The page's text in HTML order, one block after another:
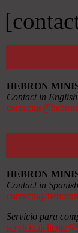
HEBRON
Contact in English
HEBRON
Contact in Spanish
Servicio para